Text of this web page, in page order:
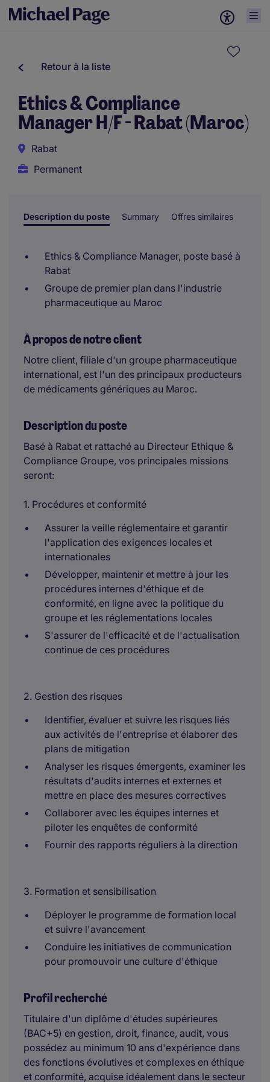
Retour à la liste
Ethics & Compliance
Manager H/F - Rabat (Maroc)
Rabat
Permanent
Description du poste Summary Offres similaires
Ethics & Compliance Manager, poste basé à
Rabat
Groupe de premier plan dans l'industrie
pharmaceutique au Maroc
À propos de notre client
Notre client, filiale d'un groupe pharmaceutique
international, est l'un des principaux producteurs
de médicaments génériques au Maroc.
Description du poste
Basé à Rabat et rattaché au Directeur Ethique &
Compliance Groupe, vos principales missions
seront:
1. Procédures et conformité
Assurer la veille réglementaire et garantir
l'application des exigences locales et
internationales
Développer, maintenir et mettre à jour les
procédures internes d'éthique et de
conformité, en ligne avec la politique du
groupe et les réglementations locales
S'assurer de l'efficacité et de l'actualisation
continue de ces procédures
2. Gestion des risques
Identifier, évaluer et suivre les risques liés
aux activités de l'entreprise et élaborer des
plans de mitigation
Analyser les risques émergents, examiner les
résultats d'audits internes et externes et
mettre en place des mesures correctives
Collaborer avec les équipes internes et
piloter les enquêtes de conformité
Fournir des rapports réguliers à la direction
3. Formation et sensibilisation
Déployer le programme de formation local
et suivre l'avancement
Conduire les initiatives de communication
pour promouvoir une culture d'éthique
Profil recherché
Titulaire d'un diplôme d'études supérieures
(BAC+5) en gestion, droit, finance, audit, vous
possédez au minimum 10 ans d'expérience dans
des fonctions évolutives et complexes en éthique
et conformité, acquise idéalement dans le secteur